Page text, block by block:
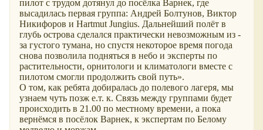
пилот с трудом дотянул до посёлка Варнек, где
высадилась первая группа: Андрей Болтунов, Виктор
Никифоров и Hartmut Jungius. Дальнейший полёт в
глубь острова сделался практически невозможным из -
за густого тумана, но спустя некоторое время погода
снова позволила подняться в небо и эксперты по
растительности, орнитологи и климатологи вместе с
пилотом смогли продолжить свой путь».
О том, как ребята добиралась до полевого лагеря, мы
узнаем чуть позж е.т. к. Связь между группами будет
происходить в 21.00 по местному времени, а пока
вернёмся в посёлок Варнек, к экспертам по Белому